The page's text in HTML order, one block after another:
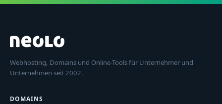
Webhosting, Domains und Online-Tools für Unternehmer und
Unternehmen seit 2002.
DOMAINS